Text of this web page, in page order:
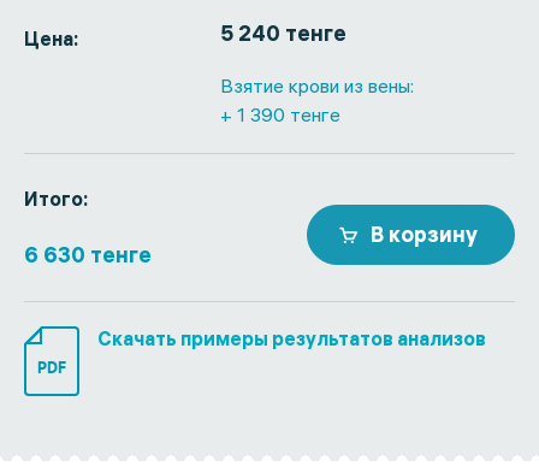
Цена: 5 240 тенге
Взятие крови из вены:
+ 1 390 тенге
Итого:
6 630 тенге
В корзину
PDF
Скачать примеры результатов анализов